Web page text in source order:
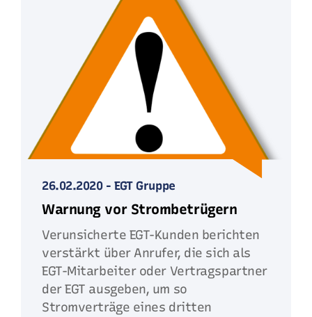
26.02.2020 -EGT Gruppe
Warnung vor Strombetrügern
Verunsicherte EGT-Kunden berichten
verstärkt über Anrufer, die sich als
EGT-Mitarbeiter oder Vertragspartner
der EGT ausgeben, um so
Stromverträge eines dritten